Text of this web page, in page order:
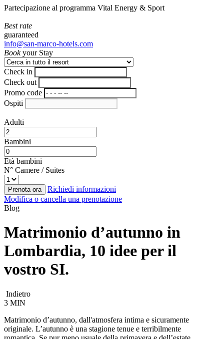
Partecipazione al programma Vital Energy & Sport
Best rate
guaranteed
info@san-marco-hotels.com
Bookyour Stay
Check in
Check out
Promo code
Ospiti
Adulti
Bambini
Età bambini
N° Camere / Suites
Prenota ora
Richiedi informazioni
Modifica o cancella una prenotazione
Blog
Matrimonio d’autunno in
Lombardia, 10 idee per il
vostro SI.
Indietro
3 MIN
Matrimonio d’autunno, dall'atmosfera intima e sicuramente
originale. L’autunno è una stagione tenue e terribilmente